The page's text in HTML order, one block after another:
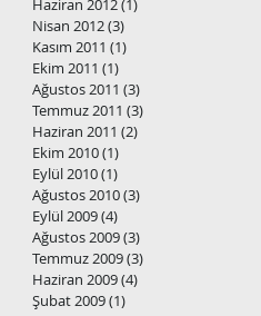
Haziran 2012(1)
Nisan 2012(3)
Kasım 2011 (1)
Ekim 2011 (1)
Ağustos 2011 (3)
Temmuz 2011 (3)
Haziran 2011 (2)
Ekim 2010(1)
Eylül 2010(1)
Ağustos 2010(3)
Eylül 2009(4)
Ağustos 2009(3)
Temmuz 2009(3)
Haziran 2009(4)
Şubat 2009(1)